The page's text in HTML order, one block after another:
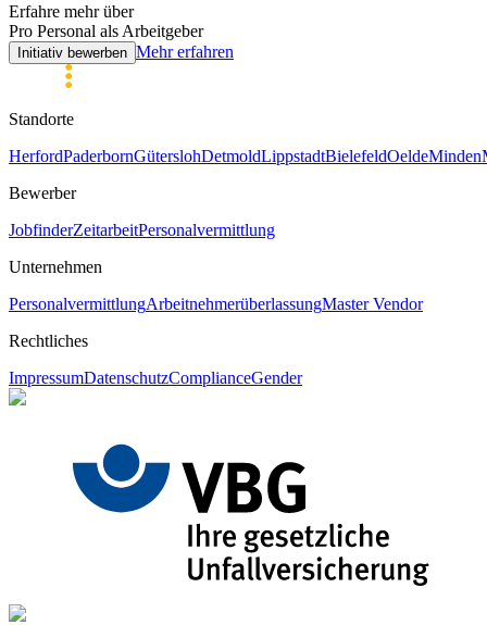
Erfahre mehr über
Pro Personal als Arbeitgeber
Initiativ bewerben Mehr erfahren
Standorte
HerfordPaderbornGüterslohDetmoldLippstadtBielefeldOeldeMinden
Bewerber
JobfinderZeitarbeitPersonalvermittlung
Unternehmen
PersonalvermittlungArbeitnehmerüberlassungMaster Vendor
Rechtliches
ImpressumDatenschutzComplianceGender